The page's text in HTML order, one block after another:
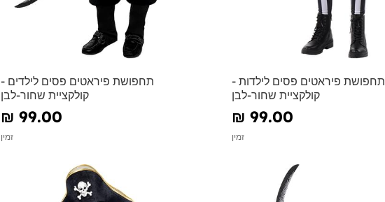
תחפושת פיראטים פסים לילדים -
קולקציית שחור-לבן
₪‎ 99.00
זמין
תחפושת פיראטים פסים לילדות -
קולקציית שחור-לבן
₪‎ 99.00
זמין